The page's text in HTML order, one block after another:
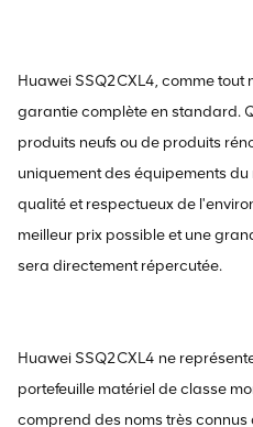
Huawei SSQ2CXL4, comme
garantie complète en standard.
produits neufs ou de produits
uniquement des équipements
qualité et respectueux de
meilleur prix possible et une
sera directement répercutée.
Huawei SSQ2CXL4 ne
portefeuille matériel de classe
comprend des noms très connus